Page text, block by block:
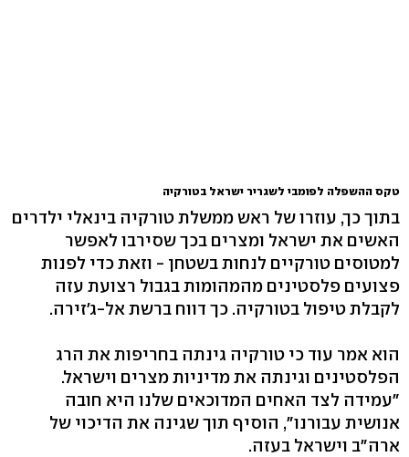
טקס ההשפלה לפומבי לשגריר ישראל בטורקיה
בתוך כך, עוזרו של ראש ממשלת טורקיה בינאלי ילדרים
האשים את ישראל ומצרים בכך שסירבו לאפשר
למטוסים טורקיים לנחות בשטחן - וזאת כדי לפנות
פצועים פלסטינים מהמהומות בגבול רצועת עזה
לקבלת טיפול בטורקיה. כך דווח ברשת אל-ג'זירה.
הוא אמר עוד כי טורקיה גינתה בחריפות את הרג
הפלסטינים וגינתה את מדיניות מצרים וישראל.
"עמידה לצד האחים המדוכאים שלנו היא חובה
אנושית עבורנו", הוסיף תוך שגינה את הדיכוי של
ארה"ב וישראל בעזה.